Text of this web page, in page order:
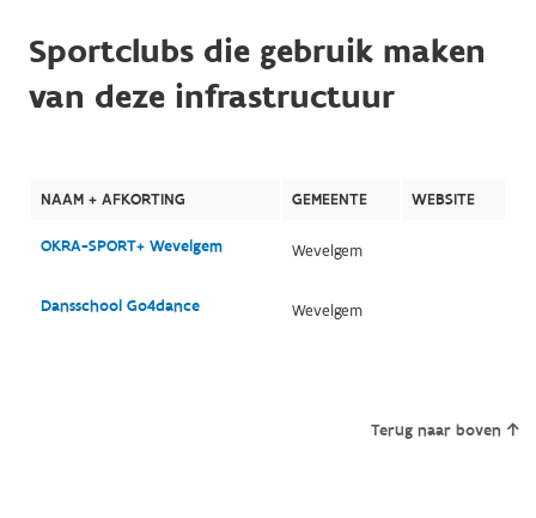
Sportclubs die gebruik maken
van deze infrastructuur
NAAM + AFKORTING GEMEENTE WEBSITE
OKRA-SPORT+ Wevelgem Wevelgem
Dansschool Go4dance Wevelgem
Terug naar boven